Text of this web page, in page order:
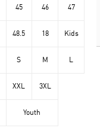
45 46 47
48.5 18 Kids
S M L
XXL 3XL
Youth